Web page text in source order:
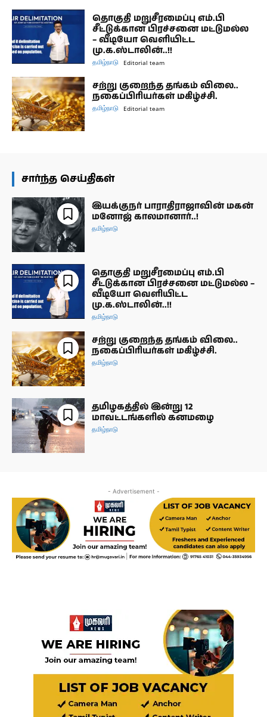
தொகுதி மறுசீரமைப்பு எம்.பி
சீட்டுக்கான பிரச்சனை மட்டுமல்ல
– வீடியோ வெளியிட்ட
மு.க.ஸ்டாலின்..!!
தமிழ்நாடு Editorial team
சற்று குறைந்த தங்கம் விலை..
நகைப்பிரியர்கள் மகிழ்ச்சி.
தமிழ்நாடு Editorial team
சார்ந்த செய்திகள்
இயக்குநர் பாராதிராஜாவின் மகன்
மனோஜ் காலமானார்..!
தமிழ்நாடு
தொகுதி மறுசீரமைப்பு எம்.பி
சீட்டுக்கான பிரச்சனை மட்டுமல்ல –
வீடியோ வெளியிட்ட
மு.க.ஸ்டாலின்..!!
தமிழ்நாடு
சற்று குறைந்த தங்கம் விலை..
நகைப்பிரியர்கள் மகிழ்ச்சி.
தமிழ்நாடு
தமிழகத்தில் இன்று 12
மாவட்டங்களில் கனமழை
தமிழ்நாடு
- Advertisement -